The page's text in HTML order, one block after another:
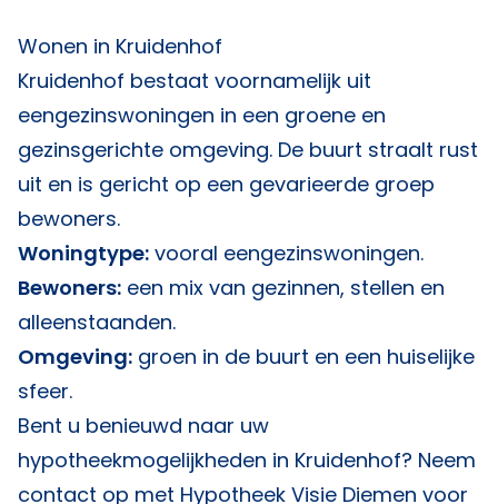
Wonen in Kruidenhof
Kruidenhof bestaat voornamelijk uit
eengezinswoningen in een groene en
gezinsgerichte omgeving. De buurt straalt rust
uit en is gericht op een gevarieerde groep
bewoners.
Woningtype: vooral eengezinswoningen.
Bewoners: een mix van gezinnen, stellen en
alleenstaanden.
Omgeving: groen in de buurt en een huiselijke
sfeer.
Bent u benieuwd naar uw
hypotheekmogelijkheden in Kruidenhof? Neem
contact op met Hypotheek Visie Diemen voor